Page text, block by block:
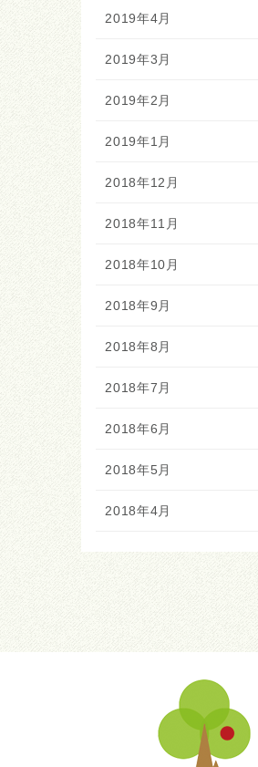
2019年4月
2019年3月
2019年2月
2019年1月
2018年12月
2018年11月
2018年10月
2018年9月
2018年8月
2018年7月
2018年6月
2018年5月
2018年4月